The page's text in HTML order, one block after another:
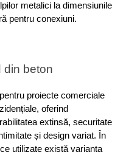
metalici la dimensiunile
pentru conexiuni.
din beton
proiecte comerciale
oferind
extinsă, securitate
și design variat. În
utilizate există varianta